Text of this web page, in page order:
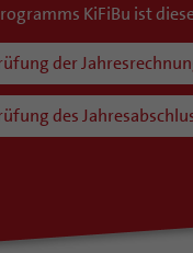
KiFiBu ist
der
des